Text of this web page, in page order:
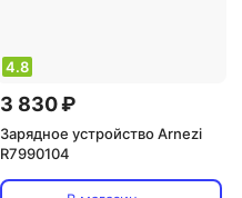
4.8
3 830 ₽
Зарядное устройство Arnezi
R7990104